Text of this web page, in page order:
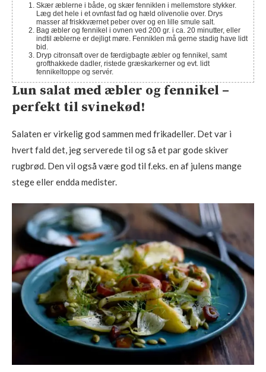
Skær æblerne i både, og skær fenniklen i mellemstore stykker.
Læg det hele i et ovnfast fad og hæld olivenolie over. Drys
masser af friskkværnet peber over og en lille smule salt.
Bag æbler og fennikel i ovnen ved 200 gr. i ca. 20 minutter, eller
indtil æblerne er dejligt møre. Fenniklen må gerne stadig have lidt
bid.
Dryp citronsaft over de færdigbagte æbler og fennikel, samt
grofthakkede dadler, ristede græskarkerner og evt. lidt
fennikeltoppe og servér.
Lun salat med æbler og fennikel –
perfekt til svinekød!
Salaten er virkelig god sammen med frikadeller. Det var i
hvert fald det, jeg serverede til og så et par gode skiver
rugbrød. Den vil også være god til f.eks. en af julens mange
stege eller endda medister.